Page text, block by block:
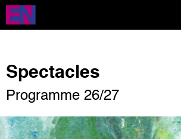
Aller
contenu
Spectacles
Programme 26/27